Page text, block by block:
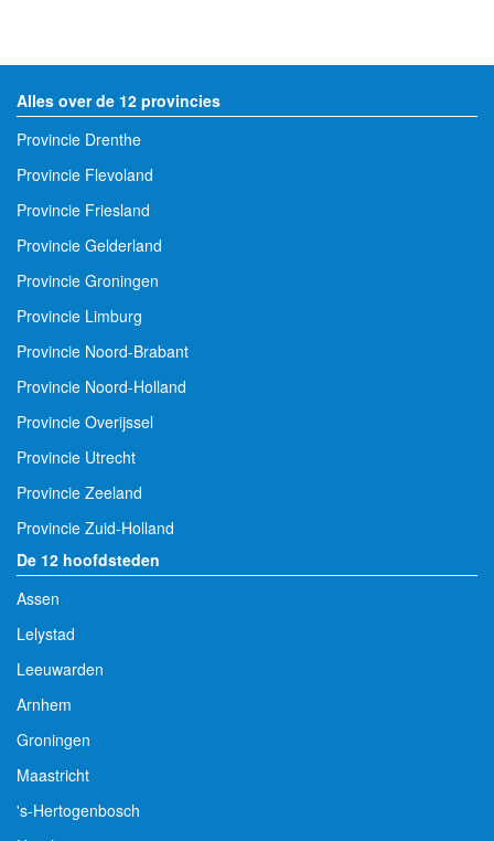
Alles over de 12 provincies
Provincie Drenthe
Provincie Flevoland
Provincie Friesland
Provincie Gelderland
Provincie Groningen
Provincie Limburg
Provincie Noord-Brabant
Provincie Noord-Holland
Provincie Overijssel
Provincie Utrecht
Provincie Zeeland
Provincie Zuid-Holland
De 12 hoofdsteden
Assen
Lelystad
Leeuwarden
Arnhem
Groningen
Maastricht
's-Hertogenbosch